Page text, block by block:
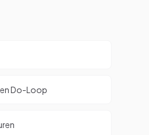
Do-Loop